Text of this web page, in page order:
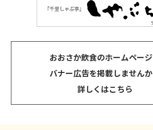
おおさか飲食のホームペー
バナー広告を掲載しませんか
詳しくはこちら